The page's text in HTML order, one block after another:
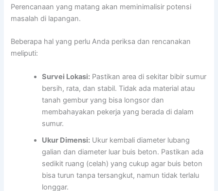
Perencanaan yang matang akan meminimalisir potensi
masalah di lapangan.
Beberapa hal yang perlu Anda periksa dan rencanakan
meliputi:
Survei Lokasi: Pastikan area di sekitar bibir sumur
bersih, rata, dan stabil. Tidak ada material atau
tanah gembur yang bisa longsor dan
membahayakan pekerja yang berada di dalam
sumur.
Ukur Dimensi: Ukur kembali diameter lubang
galian dan diameter luar buis beton. Pastikan ada
sedikit ruang (celah) yang cukup agar buis beton
bisa turun tanpa tersangkut, namun tidak terlalu
longgar.